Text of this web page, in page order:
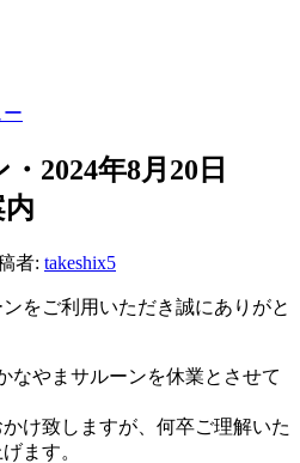
2024年8月20日
内
者: takeshix5
をご利用いただき誠にありがと
なやまサルーンを休業とさせて
け致しますが、何卒ご理解いた
ます。